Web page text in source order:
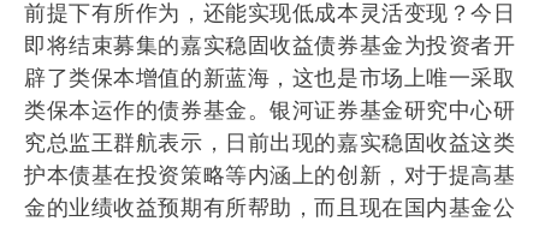
前提下有所作为，还能实现低成本灵活变现？今日
即将结束募集的嘉实稳固收益债券基金为投资者开
辟了类保本增值的新蓝海，这也是市场上唯一采取
类保本运作的债券基金。银河证券基金研究中心研
究总监王群航表示，日前出现的嘉实稳固收益这类
护本债基在投资策略等内涵上的创新，对于提高基
金的业绩收益预期有所帮助，而且现在国内基金公